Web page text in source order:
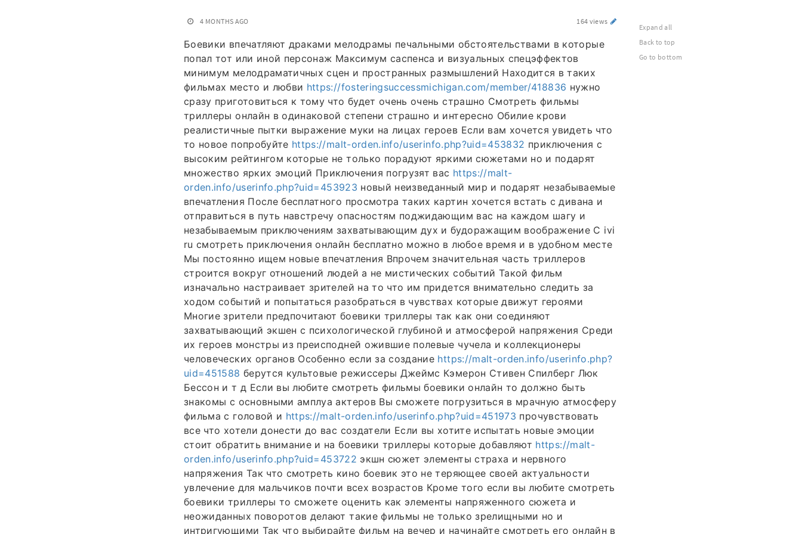
4 MONTHS AGO 164 views
Боевики впечатляют драками мелодрамы печальными обстоятельствами в которые
попал тот или иной персонаж Максимум саспенса и визуальных спецэффектов
минимум мелодраматичных сцен и пространных размышлений Находится в таких
фильмах место и любви https://fosteringsuccessmichigan.com/member/418836 нужно
сразу приготовиться к тому что будет очень очень страшно Смотреть фильмы
триллеры онлайн в одинаковой степени страшно и интересно Обилие крови
реалистичные пытки выражение муки на лицах героев Если вам хочется увидеть что
то новое попробуйте https://malt-orden.info/userinfo.php?uid=453832 приключения с
высоким рейтингом которые не только порадуют яркими сюжетами но и подарят
множество ярких эмоций Приключения погрузят вас https://malt-
orden.info/userinfo.php?uid=453923 новый неизведанный мир и подарят незабываемые
впечатления После бесплатного просмотра таких картин хочется встать с дивана и
отправиться в путь навстречу опасностям поджидающим вас на каждом шагу и
незабываемым приключениям захватывающим дух и будоражащим воображение С ivi
ru смотреть приключения онлайн бесплатно можно в любое время и в удобном месте
Мы постоянно ищем новые впечатления Впрочем значительная часть триллеров
строится вокруг отношений людей а не мистических событий Такой фильм
изначально настраивает зрителей на то что им придется внимательно следить за
ходом событий и попытаться разобраться в чувствах которые движут героями
Многие зрители предпочитают боевики триллеры так как они соединяют
захватывающий экшен с психологической глубиной и атмосферой напряжения Среди
их героев монстры из преисподней ожившие полевые чучела и коллекционеры
человеческих органов Особенно если за создание https://malt-orden.info/userinfo.php?
uid=451588 берутся культовые режиссеры Джеймс Кэмерон Стивен Спилберг Люк
Бессон и т д Если вы любите смотреть фильмы боевики онлайн то должно быть
знакомы с основными амплуа актеров Вы сможете погрузиться в мрачную атмосферу
фильма с головой и https://malt-orden.info/userinfo.php?uid=451973 прочувствовать
все что хотели донести до вас создатели Если вы хотите испытать новые эмоции
стоит обратить внимание и на боевики триллеры которые добавляют https://malt-
orden.info/userinfo.php?uid=453722 экшн сюжет элементы страха и нервного
напряжения Так что смотреть кино боевик это не теряющее своей актуальности
увлечение для мальчиков почти всех возрастов Кроме того если вы любите смотреть
боевики триллеры то сможете оценить как элементы напряженного сюжета и
неожиданных поворотов делают такие фильмы не только зрелищными но и
интригующими Так что выбирайте фильм на вечер и начинайте смотреть его онлайн в
Expand all
Back to top
Go to bottom